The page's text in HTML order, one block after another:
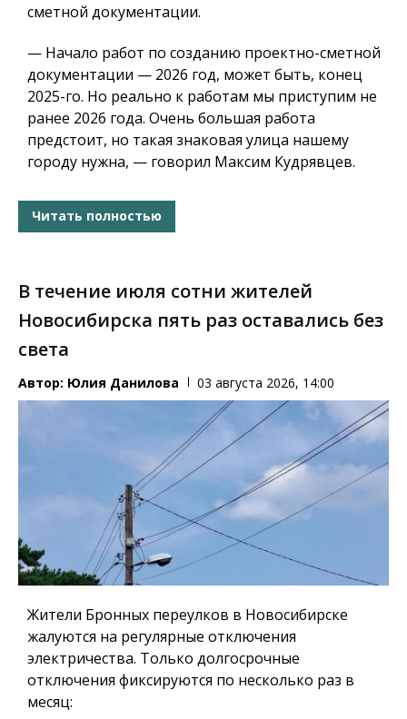
сметной документации.
— Начало работ по созданию проектно-сметной
документации — 2026 год, может быть, конец
2025-го. Но реально к работам мы приступим не
ранее 2026 года. Очень большая работа
предстоит, но такая знаковая улица нашему
городу нужна, — говорил Максим Кудрявцев.
Читать полностью
В течение июля сотни жителей
Новосибирска пять раз оставались без
света
Автор: Юлия Данилова 03 августа 2026, 14:00
Жители Бронных переулков в Новосибирске
жалуются на регулярные отключения
электричества. Только долгосрочные
отключения фиксируются по несколько раз в
месяц: